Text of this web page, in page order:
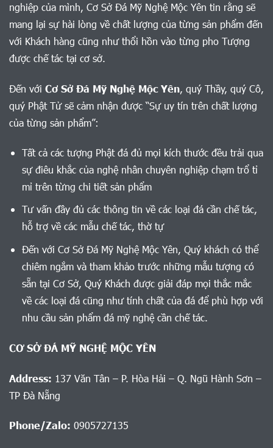
nghiệp của mình, Cơ Sở Đá Mỹ Nghệ Mộc Yên tin rằng sẽ
mang lại sự hài lòng về chất lượng của từng sản phẩm đến
với Khách hàng cũng như thổi hồn vào từng pho Tượng
được chế tác tại cơ sở.
Đến với Cơ Sở Đá Mỹ Nghệ Mộc Yên, quý Thầy, quý Cô,
quý Phật Tử sẽ cảm nhận được “Sự uy tín trên chất lượng
của từng sản phẩm”:
Tất cả các tượng Phật đá đủ mọi kích thước đều trải qua
sự điêu khắc của nghệ nhân chuyên nghiệp chạm trổ tỉ
mỉ trên từng chi tiết sản phẩm
Tư vấn đầy đủ các thông tin về các loại đá cần chế tác,
hỗ trợ về các mẫu chế tác, thờ tự
Đến với Cơ Sở Đá Mỹ Nghệ Mộc Yên, Quý khách có thể
chiêm ngắm và tham khảo trước những mẫu tượng có
sẵn tại Cơ Sở, Quý Khách được giải đáp mọi thắc mắc
về các loại đá cũng như tính chất của đá để phù hợp với
nhu cầu sản phẩm đá mỹ nghệ cần chế tác.
CƠ SỞ ĐÁ MỸ NGHỆ MỘC YÊN
Address: 137 Văn Tân – P. Hòa Hải – Q. Ngũ Hành Sơn –
TP Đà Nẵng
Phone/Zalo: 0905727135